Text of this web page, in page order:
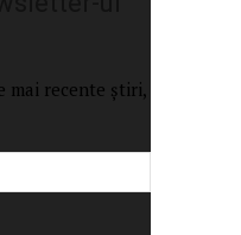
mai recente știri,